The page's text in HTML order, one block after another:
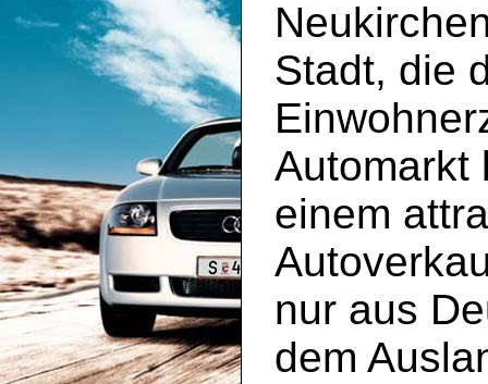
Stadt, die
Automarkt
einem
nur aus
dem